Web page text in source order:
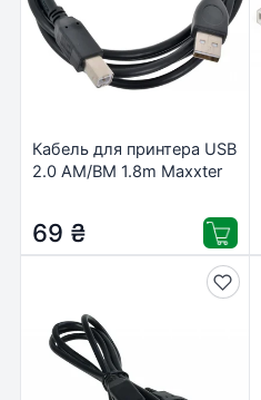
Кабель для принтера USB
2.0 AM/BM 1.8m Maxxter
69 ₴